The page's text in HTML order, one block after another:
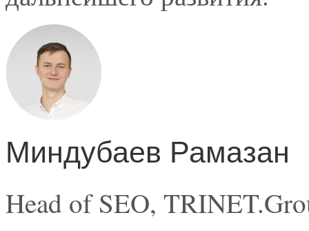
Миндубаев Рамазан
Head of SEO,